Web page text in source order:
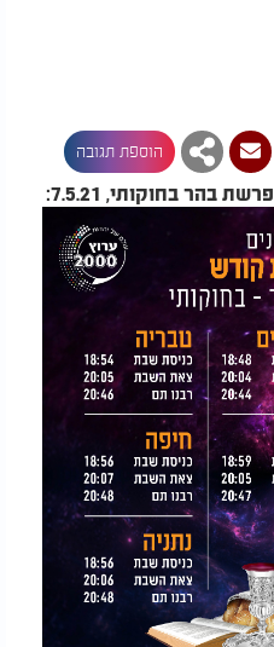
הוספת תגובה
בהר בחוקותי, 7.5.21: